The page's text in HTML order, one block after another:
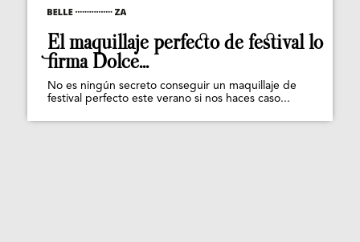
El maquillaje perfecto de festival lo
firma Dolce...
No es ningún secreto conseguir un maquillaje de
festival perfecto este verano si nos haces caso...